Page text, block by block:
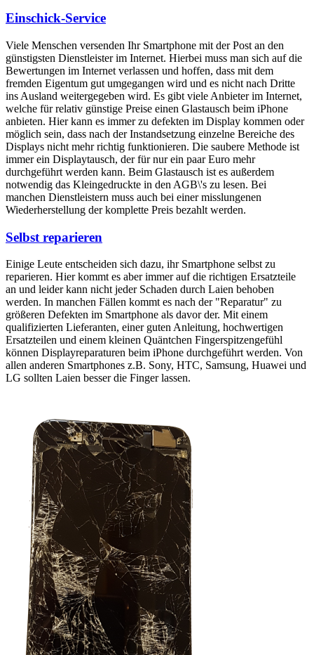
Einschick-Service
Viele Menschen versenden Ihr Smartphone mit der Post an den
günstigsten Dienstleister im Internet. Hierbei muss man sich auf die
Bewertungen im Internet verlassen und hoffen, dass mit dem
fremden Eigentum gut umgegangen wird und es nicht nach Dritte
ins Ausland weitergegeben wird. Es gibt viele Anbieter im Internet,
welche für relativ günstige Preise einen Glastausch beim iPhone
anbieten. Hier kann es immer zu defekten im Display kommen oder
möglich sein, dass nach der Instandsetzung einzelne Bereiche des
Displays nicht mehr richtig funktionieren. Die saubere Methode ist
immer ein Displaytausch, der für nur ein paar Euro mehr
durchgeführt werden kann. Beim Glastausch ist es außerdem
notwendig das Kleingedruckte in den AGB\'s zu lesen. Bei
manchen Dienstleistern muss auch bei einer misslungenen
Wiederherstellung der komplette Preis bezahlt werden.
Selbst reparieren
Einige Leute entscheiden sich dazu, ihr Smartphone selbst zu
reparieren. Hier kommt es aber immer auf die richtigen Ersatzteile
an und leider kann nicht jeder Schaden durch Laien behoben
werden. In manchen Fällen kommt es nach der "Reparatur" zu
größeren Defekten im Smartphone als davor der. Mit einem
qualifizierten Lieferanten, einer guten Anleitung, hochwertigen
Ersatzteilen und einem kleinen Quäntchen Fingerspitzengefühl
können Displayreparaturen beim iPhone durchgeführt werden. Von
allen anderen Smartphones z.B. Sony, HTC, Samsung, Huawei und
LG sollten Laien besser die Finger lassen.